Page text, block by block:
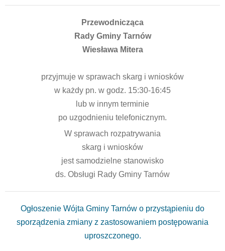
Przewodnicząca
Rady Gminy Tarnów
Wiesława Mitera
przyjmuje w sprawach skarg i wniosków
w każdy pn. w godz. 15:30-16:45
lub w innym terminie
po uzgodnieniu telefonicznym.
W sprawach rozpatrywania
skarg i wniosków
jest samodzielne stanowisko
ds. Obsługi Rady Gminy Tarnów
Ogłoszenie Wójta Gminy Tarnów o przystąpieniu do
sporządzenia zmiany z zastosowaniem postępowania
uproszczonego.